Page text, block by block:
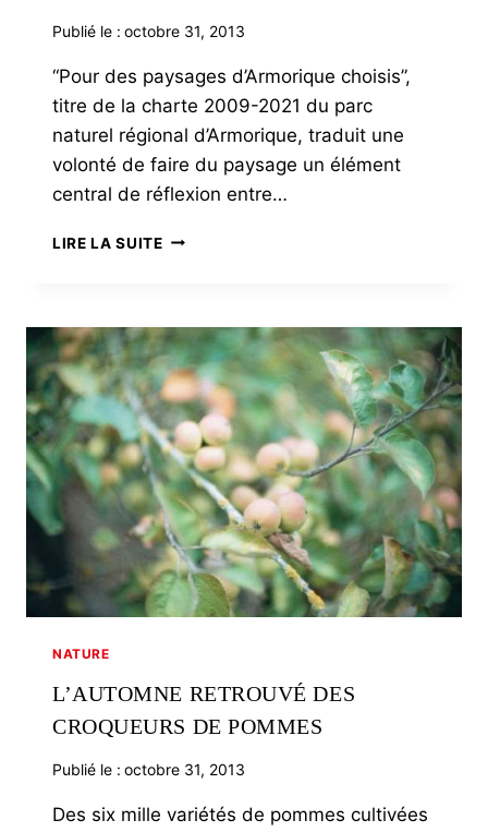
Publié le : octobre 31, 2013
“Pour des paysages d’Armorique choisis”,
titre de la charte 2009-2021 du parc
naturel régional d’Armorique, traduit une
volonté de faire du paysage un élément
central de réflexion entre…
LIRE LA SUITEPAYSAGES
NATURE
L’AUTOMNE RETROUVÉ DES
CROQUEURS DE POMMES
Publié le : octobre 31, 2013
Des six mille variétés de pommes cultivées